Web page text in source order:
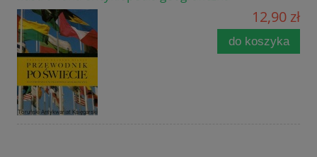
12,90 zł
do koszyka